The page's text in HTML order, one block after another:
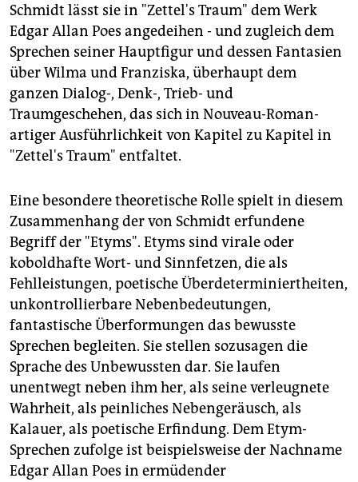
Schmidt lässt sie in "Zettel's Traum" dem Werk
Edgar Allan Poes angedeihen - und zugleich dem
Sprechen seiner Hauptfigur und dessen Fantasien
über Wilma und Franziska, überhaupt dem
ganzen Dialog-, Denk-, Trieb- und
Traumgeschehen, das sich in Nouveau-Roman-
artiger Ausführlichkeit von Kapitel zu Kapitel in
"Zettel's Traum" entfaltet.
Eine besondere theoretische Rolle spielt in diesem
Zusammenhang der von Schmidt erfundene
Begriff der "Etyms". Etyms sind virale oder
koboldhafte Wort- und Sinnfetzen, die als
Fehlleistungen, poetische Überdeterminiertheiten,
unkontrollierbare Nebenbedeutungen,
fantastische Überformungen das bewusste
Sprechen begleiten. Sie stellen sozusagen die
Sprache des Unbewussten dar. Sie laufen
unentwegt neben ihm her, als seine verleugnete
Wahrheit, als peinliches Nebengeräusch, als
Kalauer, als poetische Erfindung. Dem Etym-
Sprechen zufolge ist beispielsweise der Nachname
Edgar Allan Poes in ermüdender